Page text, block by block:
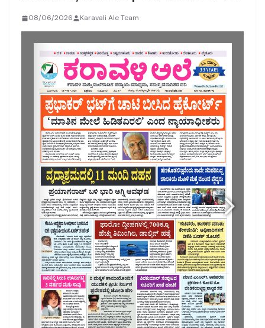
08/06/2026 Karavali Ale Team